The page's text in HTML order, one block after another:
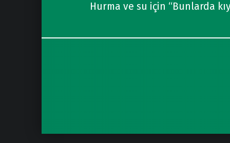
Hurma ve su için “Bunlarda